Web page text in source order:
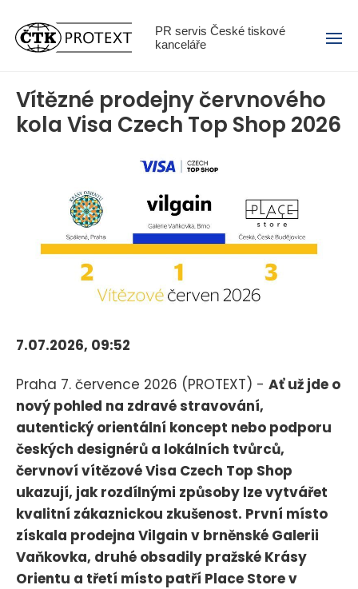
PR servis České tiskové
kanceláře
Menu
Vítězné prodejny červnového
kola Visa Czech Top Shop 2026
7.07.2026, 09:52
Praha 7. července 2026 (PROTEXT) - Ať už jde o
nový pohled na zdravé stravování,
autentický orientální koncept nebo podporu
českých designérů a lokálních tvůrců,
červnoví vítězové Visa Czech Top Shop
ukazují, jak rozdílnými způsoby lze vytvářet
kvalitní zákaznickou zkušenost. První místo
získala prodejna Vilgain v brněnské Galerii
Vaňkovka, druhé obsadily pražské Krásy
Orientu a třetí místo patří Place Store v